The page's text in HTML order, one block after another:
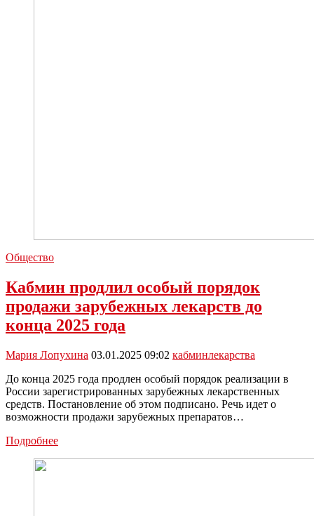
Общество
Кабмин продлил особый порядок
продажи зарубежных лекарств до
конца 2025 года
Мария Лопухина 03.01.2025 09:02 кабминлекарства
До конца 2025 года продлен особый порядок реализации в
России зарегистрированных зарубежных лекарственных
средств. Постановление об этом подписано. Речь идет о
возможности продажи зарубежных препаратов…
ПодробнееКабмин